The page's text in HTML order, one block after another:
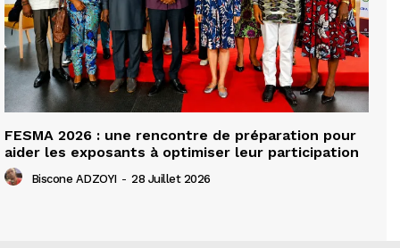
FESMA 2026 : une rencontre de préparation pour
aider les exposants à optimiser leur participation
Biscone ADZOYI - 28 Juillet 2026